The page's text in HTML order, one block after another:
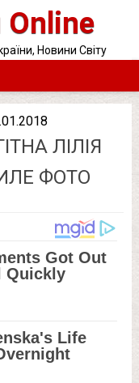
Online
Новини Світу
ЛІЛІЯ
ФОТО